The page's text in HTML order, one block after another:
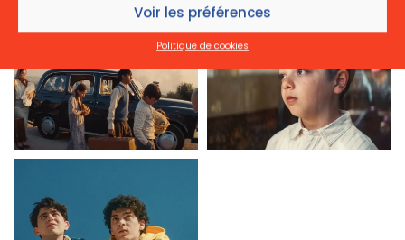
Voir les préférences
Politique de cookies